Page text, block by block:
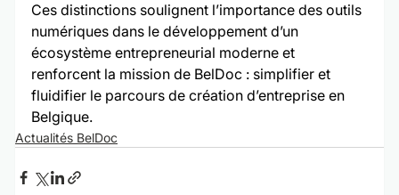
Ces distinctions soulignent l’importance des outils
numériques dans le développement d’un
écosystème entrepreneurial moderne et
renforcent la mission de BelDoc : simplifier et
fluidifier le parcours de création d’entreprise en
Belgique.
Actualités BelDoc